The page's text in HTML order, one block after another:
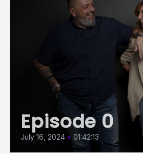
Episode 0
July 16, 2024 • 01:42:13